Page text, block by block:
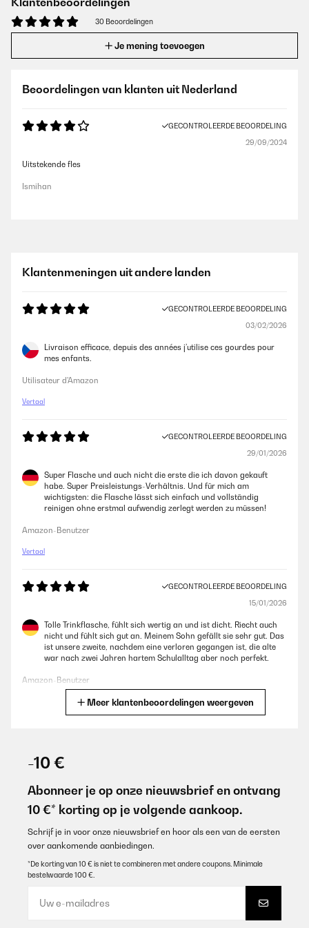
30 Beoordelingen
Je mening toevoegen
Beoordelingen van klanten uit Nederland
GECONTROLEERDE BEOORDELING
29/09/2024
Uitstekende fles
Ismihan
Klantenmeningen uit andere landen
GECONTROLEERDE BEOORDELING
03/02/2026
Livraison efficace, depuis des années j’utilise ces gourdes pour
mes enfants.
Utilisateur d'Amazon
Vertaal
GECONTROLEERDE BEOORDELING
29/01/2026
Super Flasche und auch nicht die erste die ich davon gekauft
habe. Super Preisleistungs-Verhältnis. Und für mich am
wichtigsten: die Flasche lässt sich einfach und vollständig
reinigen ohne erstmal aufwendig zerlegt werden zu müssen!
Amazon-Benutzer
Vertaal
GECONTROLEERDE BEOORDELING
15/01/2026
Tolle Trinkflasche, fühlt sich wertig an und ist dicht. Riecht auch
nicht und fühlt sich gut an. Meinem Sohn gefällt sie sehr gut. Das
ist unsere zweite, nachdem eine verloren gegangen ist, die alte
war nach zwei Jahren hartem Schulalltag aber noch perfekt.
Amazon-Benutzer
öffnen und auch zu reinigen. Außerdem sieht sie modern und
hochwertig aus - mein Neffe nutzt Sie täglich gern. Klare
Empfehlung
Amazon-Benutzer
Vertaal
GECONTROLEERDE BEOORDELING
26/12/2025
Meer klantenbeoordelingen weergeven
-10 €
Abonneer je op onze nieuwsbrief en ontvang
10 €* korting op je volgende aankoop.
Schrijf je in voor onze nieuwsbrief en hoor als een van de eersten
over aankomende aanbiedingen.
*De korting van 10 € is niet te combineren met andere coupons. Minimale
bestelwaarde 100 €.